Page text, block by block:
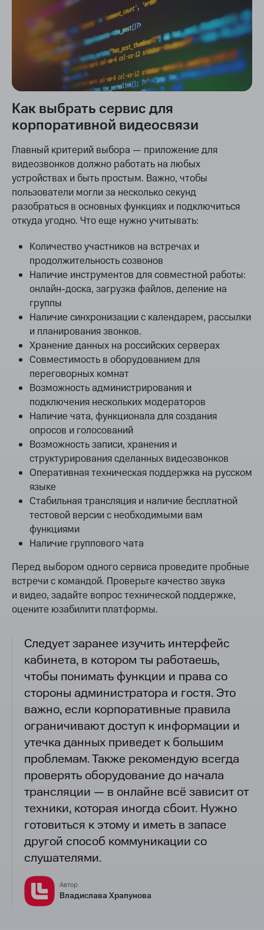
Как выбрать сервис для
корпоративной видеосвязи
Главный критерий выбора — приложение для
видеозвонков должно работать на любых
устройствах и быть простым. Важно, чтобы
пользователи могли за несколько секунд
разобраться в основных функциях и подключиться
откуда угодно. Что еще нужно учитывать:
Количество участников на встречах и
продолжительность созвонов
Наличие инструментов для совместной работы:
онлайн-доска, загрузка файлов, деление на
группы
Наличие синхронизации с календарем, рассылки
и планирования звонков.
Хранение данных на российских серверах
Совместимость в оборудованием для
переговорных комнат
Возможность администрирования и
подключения нескольких модераторов
Наличие чата, функционала для создания
опросов и голосований
Возможность записи, хранения и
структурирования сделанных видеозвонков
Оперативная техническая поддержка на русском
языке
Стабильная трансляция и наличие бесплатной
тестовой версии с необходимыми вам
функциями
Наличие группового чата
Перед выбором одного сервиса проведите пробные
встречи с командой. Проверьте качество звука
и видео, задайте вопрос технической поддержке,
оцените юзабилити платформы.
Следует заранее изучить интерфейс
кабинета, в котором ты работаешь,
чтобы понимать функции и права со
стороны администратора и гостя. Это
важно, если корпоративные правила
ограничивают доступ к информации и
утечка данных приведет к большим
проблемам. Также рекомендую всегда
проверять оборудование до начала
трансляции — в онлайне всё зависит от
техники, которая иногда сбоит. Нужно
готовиться к этому и иметь в запасе
другой способ коммуникации со
слушателями.
Автор
Владислава Храпунова